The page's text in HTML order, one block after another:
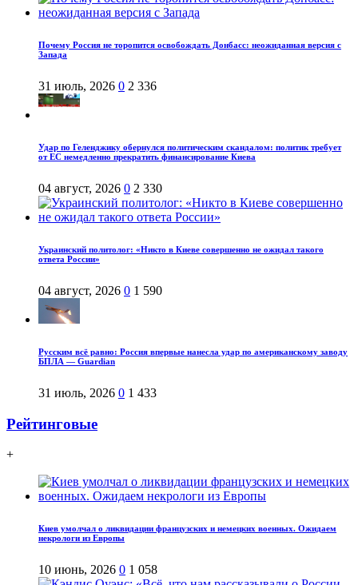
Почему Россия не торопится освобождать Донбасс: неожиданная версия с
Запада
31 июль, 2026 0 2 336
Удар по Геленджику обернулся политическим скандалом: политик требует
от ЕС немедленно прекратить финансирование Киева
04 август, 2026 0 2 330
Украинский политолог: «Никто в Киеве совершенно не ожидал такого
ответа России»
04 август, 2026 0 1 590
Русским всё равно: Россия впервые нанесла удар по американскому заводу
БПЛА — Guardian
31 июль, 2026 0 1 433
Рейтинговые
+
Киев умолчал о ликвидации французских и немецких военных. Ожидаем
некрологи из Европы
10 июнь, 2026 0 1 058